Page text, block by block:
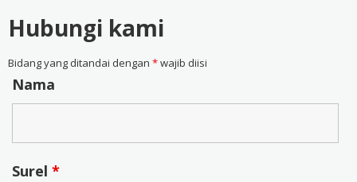
Hubungi kami
Bidang yang ditandai dengan *wajib diisi
Nama
Surel *